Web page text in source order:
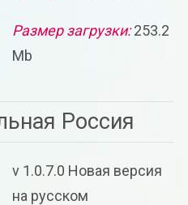
Размер загрузки:253.2
Mb
Россия
v 1.0.7.0 Новая версия
на русском